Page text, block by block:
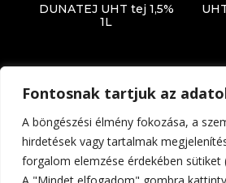
Fontosnak tartjuk az
A böngészési élmény fokozása, a
hirdetések vagy tartalmak
forgalom elemzése érdekében sütiket
DUNATEJ UHT tej 1,5%
1L
Impresszum